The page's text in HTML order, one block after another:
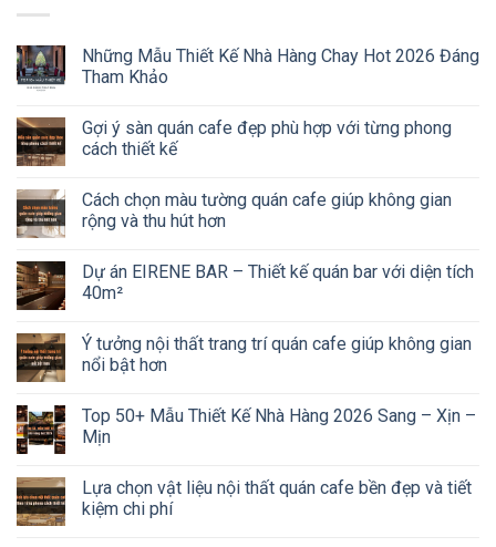
Những Mẫu Thiết Kế Nhà Hàng Chay Hot 2026 Đáng
Tham Khảo
Gợi ý sàn quán cafe đẹp phù hợp với từng phong
cách thiết kế
Cách chọn màu tường quán cafe giúp không gian
rộng và thu hút hơn
Dự án EIRENE BAR – Thiết kế quán bar với diện tích
40m²
Ý tưởng nội thất trang trí quán cafe giúp không gian
nổi bật hơn
Top 50+ Mẫu Thiết Kế Nhà Hàng 2026 Sang – Xịn –
Mịn
Lựa chọn vật liệu nội thất quán cafe bền đẹp và tiết
kiệm chi phí